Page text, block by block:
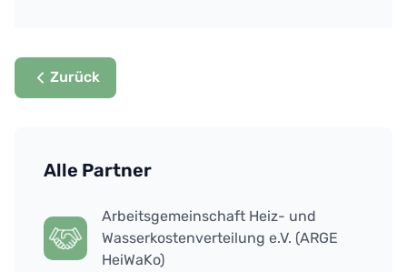
Zurück
Alle Partner
Arbeitsgemeinschaft Heiz- und
Wasserkostenverteilung e.V. (ARGE
HeiWaKo)